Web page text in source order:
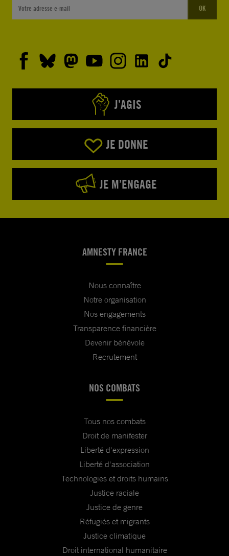
OK
J’AGIS
JE DONNE
JE M’ENGAGE
AMNESTY FRANCE
Nous connaître
Notre organisation
Nos engagements
Transparence financière
Devenir bénévole
Recrutement
NOS COMBATS
Tous nos combats
Droit de manifester
Liberté d'expression
Liberté d'association
Technologies et droits humains
Justice raciale
Justice de genre
Réfugiés et migrants
Justice climatique
Droit international humanitaire